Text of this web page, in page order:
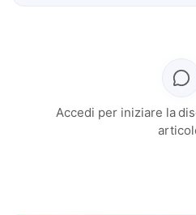
Accedi per iniziare la